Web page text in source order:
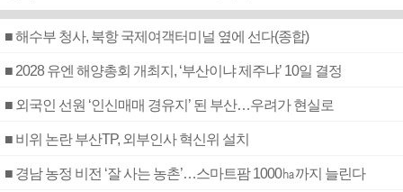
■ 해수부 청사, 북항 국제여객터미널 옆에 선다(종합)
■ 2028 유엔 해양총회 개최지, ‘부산이냐 제주냐’ 10일 결정
■ 외국인 선원 ‘인신매매 경유지’ 된 부산…우려가 현실로
■ 비위 논란 부산TP, 외부인사 혁신위 설치
■ 경남 농정 비전 ‘잘 사는 농촌’…스마트팜 1000㏊까지 늘린다